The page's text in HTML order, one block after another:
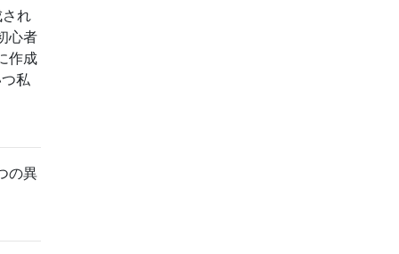
れ
心者
作成
私
の異